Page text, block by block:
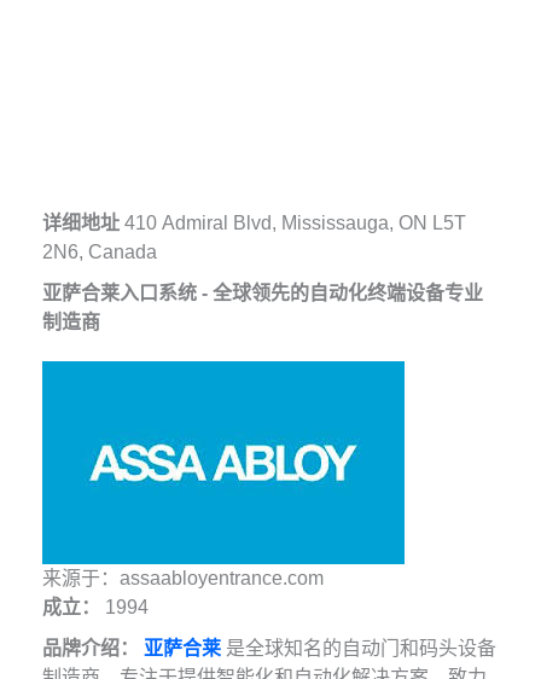
详细地址410 Admiral Blvd, Mississauga, ON L5T
2N6, Canada
亚萨合莱入口系统 - 全球领先的自动化终端设备专业
制造商
来源于：assaabloyentrance.com
成立：
1994
品牌介绍：
亚萨合莱是全球知名的自动门和码头设备